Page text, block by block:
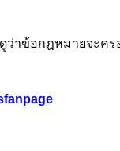
ว่าข้อกฎหมายจะคร